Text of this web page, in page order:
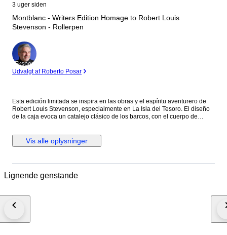
3 uger siden
Montblanc - Writers Edition Homage to Robert Louis
Stevenson - Rollerpen
Ekspert
Udvalgt af Roberto Posar
Esta edición limitada se inspira en las obras y el espíritu aventurero de
Robert Louis Stevenson, especialmente en La Isla del Tesoro. El diseño
de la caja evoca un catalejo clásico de los barcos, con el cuerpo de
y la rosa de los vientos grabada bajo el clip refuerza la temática de la
navegación y el descubrimiento. La parte superior del capuchón luce el
referencia pirata a la obra.
Vis alle oplysninger
Lignende genstande